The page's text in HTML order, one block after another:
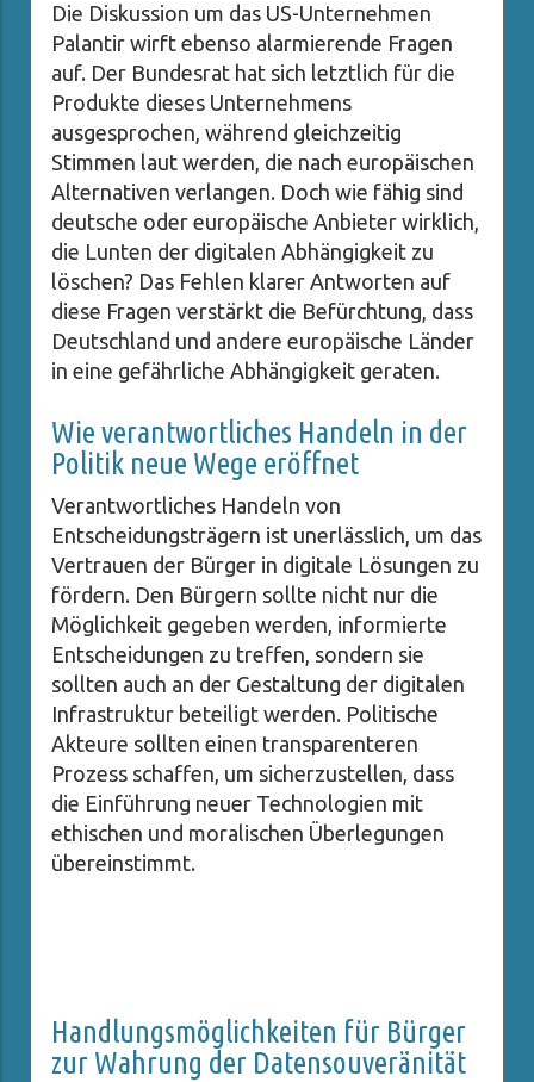
Die Diskussion um das US-Unternehmen
Palantir wirft ebenso alarmierende Fragen
auf. Der Bundesrat hat sich letztlich für die
Produkte dieses Unternehmens
ausgesprochen, während gleichzeitig
Stimmen laut werden, die nach europäischen
Alternativen verlangen. Doch wie fähig sind
deutsche oder europäische Anbieter wirklich,
die Lunten der digitalen Abhängigkeit zu
löschen? Das Fehlen klarer Antworten auf
diese Fragen verstärkt die Befürchtung, dass
Deutschland und andere europäische Länder
in eine gefährliche Abhängigkeit geraten.
Wie verantwortliches Handeln in der
Politik neue Wege eröffnet
Verantwortliches Handeln von
Entscheidungsträgern ist unerlässlich, um das
Vertrauen der Bürger in digitale Lösungen zu
fördern. Den Bürgern sollte nicht nur die
Möglichkeit gegeben werden, informierte
Entscheidungen zu treffen, sondern sie
sollten auch an der Gestaltung der digitalen
Infrastruktur beteiligt werden. Politische
Akteure sollten einen transparenteren
Prozess schaffen, um sicherzustellen, dass
die Einführung neuer Technologien mit
ethischen und moralischen Überlegungen
übereinstimmt.
Handlungsmöglichkeiten für Bürger
zur Wahrung der Datensouveränität